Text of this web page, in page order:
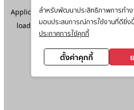
สำหรับพัฒนาประสิทธิภาพการทำง
มอบประสบการณ์การใช้งานที่ดียิ่ง
ประกาศการใช้คุกกี้
ตั้งค่าคุกกี้
Application error: aclient-side
loadingwww.ktc.co.th(see the
information).